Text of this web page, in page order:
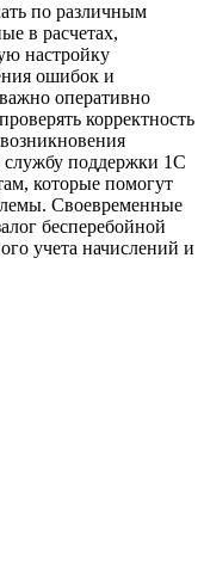
по различным
в расчетах,
настройку
ошибок и
оперативно
корректность
службу поддержки 1С
которые помогут
Своевременные
бесперебойной
учета начислений и